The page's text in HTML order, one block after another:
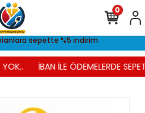
sepette %5 indirim
İBAN İLE ÖDEMELERDE
0